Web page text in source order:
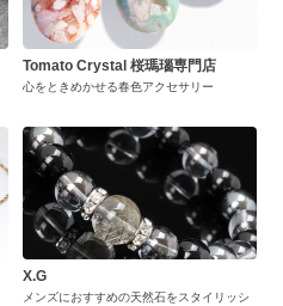
Tomato Crystal 桜瑪瑙専門店
心をときめかせる春色アクセサリー
X.G
メンズにおすすめの天然石をスタイリッシ